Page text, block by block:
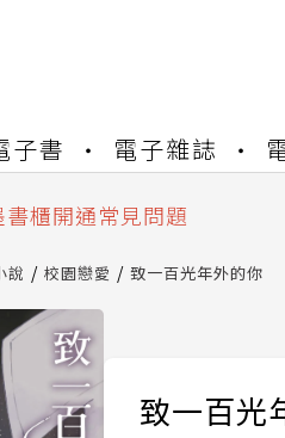
子書 電子雜誌
數位閱讀資產合併與書櫃
3 分鐘完成書櫃開通與資產
位閱讀資產合併與書櫃開
說 校園戀愛 致一百光年外的你
致一百光